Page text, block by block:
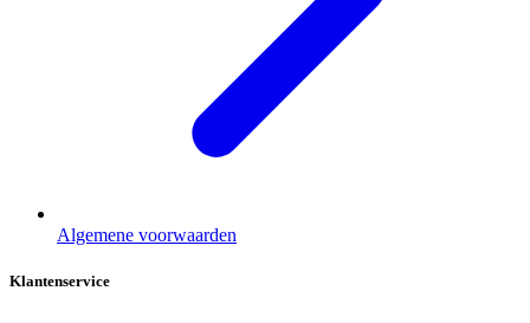
Algemene voorwaarden
Klantenservice